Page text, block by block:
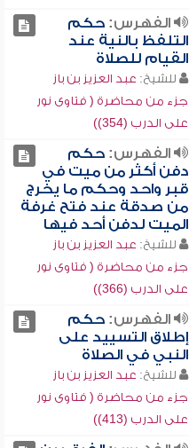
الفهرس:حكم
التلفظ بالنية عند
القيام للصلاة
للشيخ: عبد العزيز بن باز
جزء من محاضرة ( فتاوى نور
على الدرب (354))
الفهرس:حكم
دفن أكثر من ميت في
قبر واحد وحكم ما يخرج
من صدقة عند فتح غرفة
الميت لدفن أحد فيها
للشيخ: عبد العزيز بن باز
جزء من محاضرة ( فتاوى نور
على الدرب (366))
الفهرس:حكم
إطلاق التسييد على
النبي في الصلاة
للشيخ: عبد العزيز بن باز
جزء من محاضرة ( فتاوى نور
على الدرب (413))